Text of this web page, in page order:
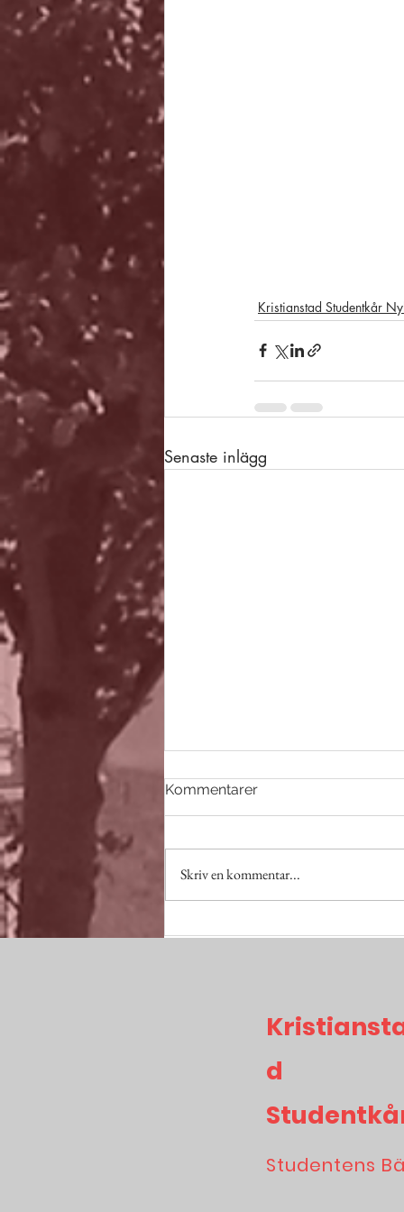
Kristianstad Studentkår
Senaste inlägg
Kommentarer
Skriv en kommentar...
d
Studentens